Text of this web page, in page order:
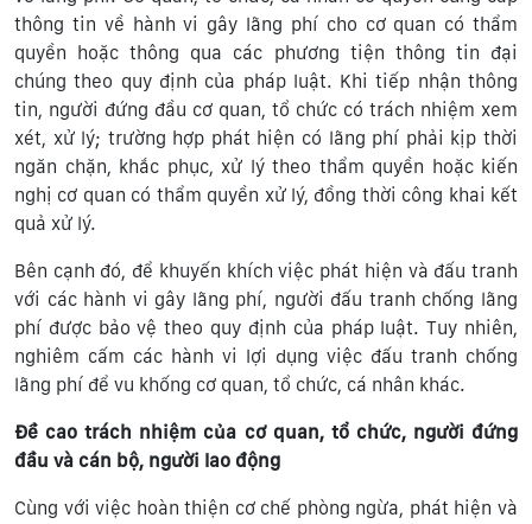
thông tin về hành vi gây lãng phí cho cơ quan có thẩm
quyền hoặc thông qua các phương tiện thông tin đại
chúng theo quy định của pháp luật. Khi tiếp nhận thông
tin, người đứng đầu cơ quan, tổ chức có trách nhiệm xem
xét, xử lý; trường hợp phát hiện có lãng phí phải kịp thời
ngăn chặn, khắc phục, xử lý theo thẩm quyền hoặc kiến
nghị cơ quan có thẩm quyền xử lý, đồng thời công khai kết
quả xử lý.
Bên cạnh đó, để khuyến khích việc phát hiện và đấu tranh
với các hành vi gây lãng phí, người đấu tranh chống lãng
phí được bảo vệ theo quy định của pháp luật. Tuy nhiên,
nghiêm cấm các hành vi lợi dụng việc đấu tranh chống
lãng phí để vu khống cơ quan, tổ chức, cá nhân khác.
Đề cao trách nhiệm của cơ quan, tổ chức, người đứng
đầu và cán bộ, người lao động
Cùng với việc hoàn thiện cơ chế phòng ngừa, phát hiện và